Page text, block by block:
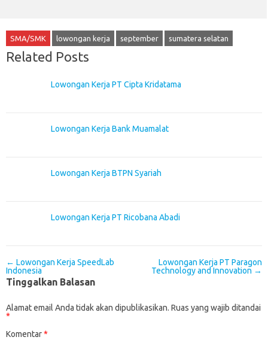
SMA/SMK lowongan kerja september sumatera selatan
Related Posts
Lowongan Kerja PT Cipta Kridatama
Lowongan Kerja Bank Muamalat
Lowongan Kerja BTPN Syariah
Lowongan Kerja PT Ricobana Abadi
Post navigation
← Lowongan Kerja SpeedLab
Indonesia
Lowongan Kerja PT Paragon
Technology and Innovation →
Tinggalkan Balasan
Alamat email Anda tidak akan dipublikasikan. Ruas yang wajib ditandai
*
Komentar*